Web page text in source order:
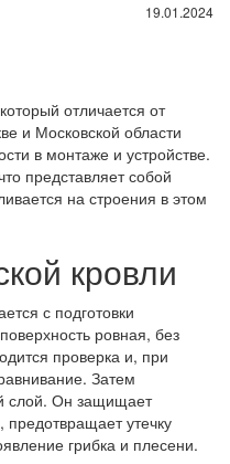
19.01.2024
отличается от
и Московской области
в монтаже и устройстве.
представляет собой
на строения в этом
кровли
с подготовки
ровная, без
проверка и, при
Затем
слой. Он защищает
предотвращает утечку
грибка и плесени.